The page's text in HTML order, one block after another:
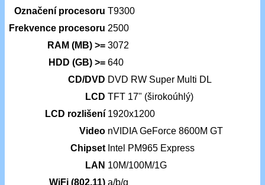
Označení procesoru T9300
Frekvence procesoru 2500
RAM (MB) >= 3072
HDD (GB) >= 640
CD/DVD DVD RW Super Multi DL
LCD TFT 17" (širokoúhlý)
LCD rozlišení 1920x1200
Video nVIDIA GeForce 8600M GT
Chipset Intel PM965 Express
LAN 10M/100M/1G
WiFi (802.11) a/b/g